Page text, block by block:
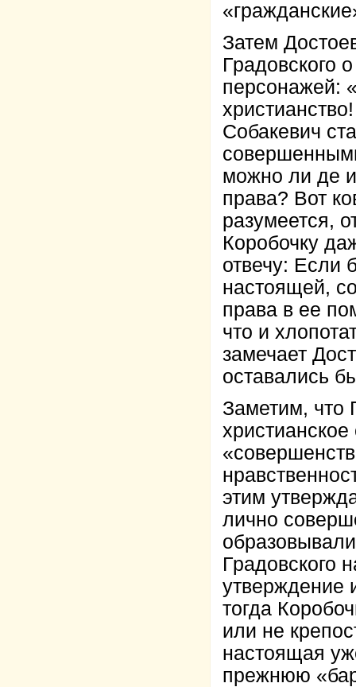
Затем
Градовского
персонажей:
Собакевич
можно ли де
права? Вот
разумеется,
Коробочку
отвечу: Если
настоящей,
права в ее
что и
замечает
оставались
Заметим, что
этим
лично
Градовского
утверждение
тогда
или не
настоящая
прежнюю